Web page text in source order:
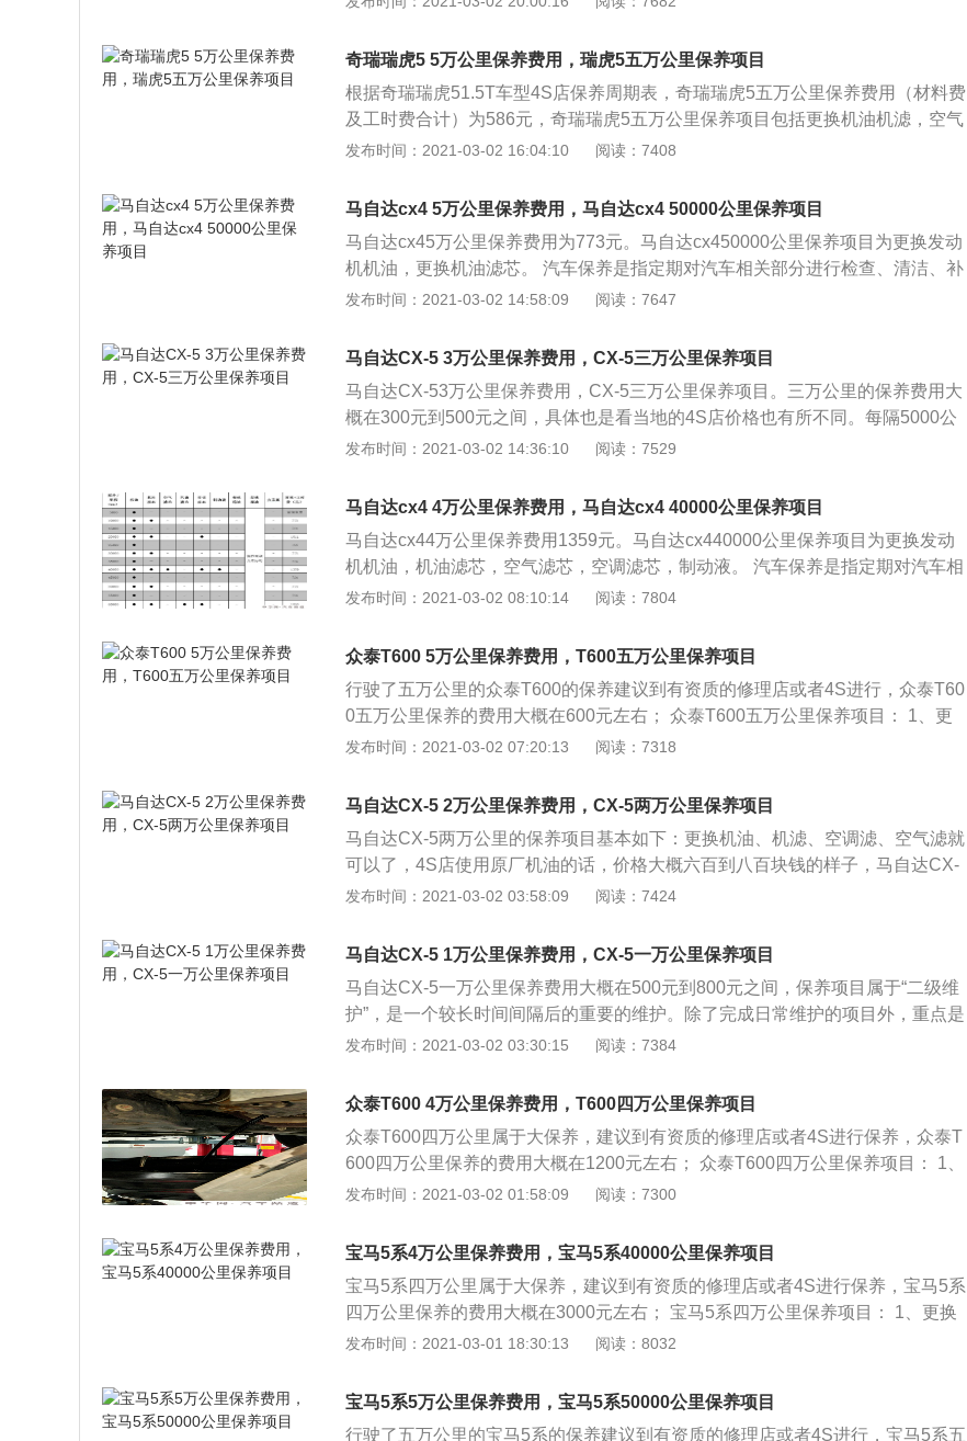
33元。四万公里保养项目包括更换机油机滤，空气滤清器，汽油滤清器，空调滤
制动液是用精制柴油馏分加稠化剂和抗氧化剂而成的刹车液。有矿油制动液、醇
型制动液和合成制动液三种类型。对制动液的要求有好的粘温性能，能在较宽和
较低的温度下工作，具有良好的氧化安定性、抗泡性、防橡胶膨胀性、防锈性
等，提供良好的制动动力。4s店技术人员建议每隔2年或6万公更换一次。采用的
是dot3的级别制动液，此级别的制动液各项指标都较为优秀。
奇瑞瑞虎5 5万公里保养费用，瑞虎5五万公里保养项目
根据奇瑞瑞虎51.5T车型4S店保养周期表，奇瑞瑞虎5五万公里保养费用（材料费
及工时费合计）为586元，奇瑞瑞虎5五万公里保养项目包括更换机油机滤，空气
滤清器，汽油滤清器，空调滤清器。奇瑞瑞虎5五万公里保养总费用（材料费及
一致：每5000公里保养一次。但在配件方面，4S店建议空气滤芯、汽油滤芯和空
调滤芯每1万公里更换一次；变速箱油和火花塞每3万公里更换一次；刹车油每4
万公里更换一次。 根据瑞虎5经销商经销商建议保养周期表，瑞虎5五万公里保养
费用（材料及工时费合计）为414元。总保养费用为MT：5576元CVT：6176
元。五万公里保养项目包括更换机油机滤，空气滤清器，汽油滤清器，空调滤清
发布时间：2021-03-02 16:04:10 阅读：7408
马自达cx4 5万公里保养费用，马自达cx4 50000公里保养项目
马自达cx45万公里保养费用为773元。马自达cx450000公里保养项目为更换发动
机机油，更换机油滤芯。 汽车保养是指定期对汽车相关部分进行检查、清洁、补
给、润滑、调整或更换某些零件的预防性工作，又称汽车维护。现代的汽车保养
统、动力转向系统等的保养范围。汽车保养的目的是保持车容整洁，技术状况正
常，消除隐患，预防故障发生，减缓劣化过程，延长使用周期。 日常汽车保养非
常重要。对日常保养稍有大意不仅会给车辆造成无谓的损伤而且危及行车安全。
如润滑油缺乏会引起的拉缸烧瓦，车辆某一部分功能失常引交通事故等；反之，
如果日常工作做得仔细认真，不仅能使车辆保持常新，同时掌握车辆各部分的技
发布时间：2021-03-02 14:58:09 阅读：7647
马自达CX-5 3万公里保养费用，CX-5三万公里保养项目
马自达CX-53万公里保养费用，CX-5三万公里保养项目。三万公里的保养费用大
概在300元到500元之间，具体也是看当地的4S店价格也有所不同。每隔5000公
里必须更换的项目为机油与机油滤清器。在机油方面4s店推荐使用现代的原装机
消耗，最后在后备箱应常备一小桶机油。 马自达CX-5的汽油滤清器要到了3万公
里才换。汽油滤清器可以有效的过滤掉掺杂在汽油中的杂质。后制动片到了3万
公开始也要检查更换，以保证后轮的制动力和制动平衡。火花塞是把高压导线送
来的脉冲高压电放电，击穿火花塞两电极间空气，产生电火花以此引燃气缸内的
混合气体。虽说火花的作用很艰巨，但是火花塞的耐久性非常高，所以只需每隔
发布时间：2021-03-02 14:36:10 阅读：7529
马自达cx4 4万公里保养费用，马自达cx4 40000公里保养项目
马自达cx44万公里保养费用1359元。马自达cx440000公里保养项目为更换发动
机机油，机油滤芯，空气滤芯，空调滤芯，制动液。 汽车保养是指定期对汽车相
关部分进行检查、清洁、补给、润滑、调整或更换某些零件的预防性工作，又称
调系统、冷却系统、燃油系统、动力转向系统等的保养范围。汽车保养的目的是
保持车容整洁，技术状况正常，消除隐患，预防故障发生，减缓劣化过程，延长
使用周期。 日常汽车保养非常重要。对日常保养稍有大意不仅会给车辆造成无谓
的损伤而且危及行车安全。如润滑油缺乏会引起的拉缸烧瓦，车辆某一部分功能
失常引交通事故等；反之，如果日常工作做得仔细认真，不仅能使车辆保持常
发布时间：2021-03-02 08:10:14 阅读：7804
众泰T600 5万公里保养费用，T600五万公里保养项目
行驶了五万公里的众泰T600的保养建议到有资质的修理店或者4S进行，众泰T60
0五万公里保养的费用大概在600元左右； 众泰T600五万公里保养项目： 1、更
换众泰T600发动机机油、机油滤清器、燃油滤清器、空气滤清器； 2、发动机通
油压力符合要求、转速平稳、无异响、各皮带张紧适度，无四漏（水、油、电、
气）现象。 3、方向自由行程和前束符合要求,转向轻便、灵活、可靠，行驶时前
轮无左右摆头和跑偏。 4、离合器自由行程符合要求，操作方便、分离彻底、结
合平稳、可靠，无异响，液压系统无漏油。 5、变速箱、驱动桥、万向节（或半
轴）传动装置等润滑良好，连接可靠，无异响和过热，不跳挡、换挡灵活、不漏
时无跑偏现象和制动时拖滞现象，惯性比例阀工作正常，不漏油。 7、轮胎压力
正常（不同的车型规定的高低压标准不同）。 8、悬臂、减震固定可靠，功能正
常，轮毂轴承温度在行驶后不高热。 9、发电机、起动机、灯光、仪表、信号
油。
发布时间：2021-03-02 07:20:13 阅读：7318
马自达CX-5 2万公里保养费用，CX-5两万公里保养项目
马自达CX-5两万公里的保养项目基本如下：更换机油、机滤、空调滤、空气滤就
可以了，4S店使用原厂机油的话，价格大概六百到八百块钱的样子，马自达CX-
5一般是用美孚全合成的机油，换油后一般会感觉马自达CX-5发动机声音小了很
分，决定着润滑油的基本性质，添加剂则可弥补和改善基础油性能方面的不足，
赋予某些新的性能，是润滑油的重要组成部分。 马自达CX-5空气滤清器（AirFilt
er）主要应用在气动机械、内燃机械等领域，作用是为这些机械设备提供清洁的
空气，以防这些机械设备在工作中吸入带有杂质颗粒的空气而增加磨蚀和损坏的
机率。更换马自达CX-5空气滤清器的价格大概在几十块到一百块之间不等。
发布时间：2021-03-02 03:58:09 阅读：7424
马自达CX-5 1万公里保养费用，CX-5一万公里保养项目
马自达CX-5一万公里保养费用大概在500元到800元之间，保养项目属于“二级维
护”，是一个较长时间间隔后的重要的维护。除了完成日常维护的项目外，重点是
检查、清洁、调整、紧固，排除隐患、恢复马自达CX-5正常功能。具体比如：清
驱动桥、转向助力器润滑油，检查发动机气门间隙、气缸压力、火花塞等电器元
件，检查灯光等附件功能，调整制动器、离合器踏板和手制动器自由间隙，检查
紧固发动机和底盘前后桥、风扇空调发电机等马自达CX-5重要附件的安装紧固情
况，检查调试马自达CX-5制动器制动效能，轮胎位置调换，试车等等。一般正规
的修理厂，这些操作规程都是上墙公示的，你可以由此判断该厂、店是否正规。
发布时间：2021-03-02 03:30:15 阅读：7384
众泰T600 4万公里保养费用，T600四万公里保养项目
众泰T600四万公里属于大保养，建议到有资质的修理店或者4S进行保养，众泰T
600四万公里保养的费用大概在1200元左右； 众泰T600四万公里保养项目： 1、
更换众泰T600发动机机油、机油滤清器、燃油滤清器、空气滤清器； 2、检查众
机皮带磨损情况，必要时调整皮带张紧度； 4、检查众泰T600变速器、传动轴、
万向节护套有无渗油及损坏； 5、检查众泰T600轮胎花纹深度、轮胎气压、轮胎
磨损情况，必要时做四轮定位； 6、检查众泰T600节气门、怠速阀是否过脏，必
要时清洗； 7、检查众泰T600火花塞状况，必要时更换，免拆清洗喷油嘴； 8、
检查众泰T600转向助力、制动系统和自动变速器的状况； 9、检测众泰T600制动
发布时间：2021-03-02 01:58:09 阅读：7300
宝马5系4万公里保养费用，宝马5系40000公里保养项目
宝马5系四万公里属于大保养，建议到有资质的修理店或者4S进行保养，宝马5系
四万公里保养的费用大概在3000元左右； 宝马5系四万公里保养项目： 1、更换
宝马5系发动机机油、机油滤清器、燃油滤清器、空气滤清器； 2、检查宝马5系
损情况，必要时调整皮带张紧度； 4、检查宝马5系变速器、传动轴、万向节护套
有无渗油及损坏； 5、检查宝马5系轮胎花纹深度、轮胎气压、轮胎磨损情况，必
发布时间：2021-03-01 18:30:13 阅读：8032
宝马5系5万公里保养费用，宝马5系50000公里保养项目
行驶了五万公里的宝马5系的保养建议到有资质的修理店或者4S进行，宝马5系五